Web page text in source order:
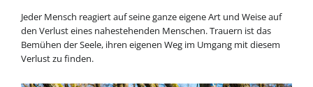
Jeder Mensch reagiert auf seine ganze eigene Art und Weise auf
den Verlust eines nahestehenden Menschen. Trauern ist das
Bemühen der Seele, ihren eigenen Weg im Umgang mit diesem
Verlust zu finden.